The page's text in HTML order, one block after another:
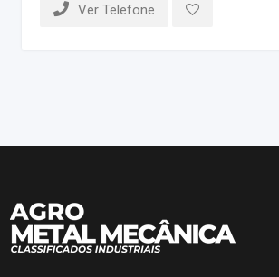
Ver Telefone